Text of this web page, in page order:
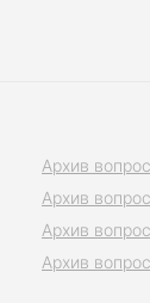
Архив
Архив
Архив
Архив